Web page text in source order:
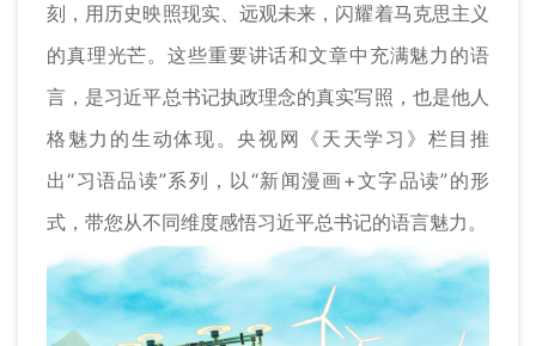
刻，用历史映照现实、远观未来，闪耀着马克思主义
的真理光芒。这些重要讲话和文章中充满魅力的语
言，是习近平总书记执政理念的真实写照，也是他人
格魅力的生动体现。央视网《天天学习》栏目推
出“习语品读”系列，以“新闻漫画+文字品读”的形
式，带您从不同维度感悟习近平总书记的语言魅力。